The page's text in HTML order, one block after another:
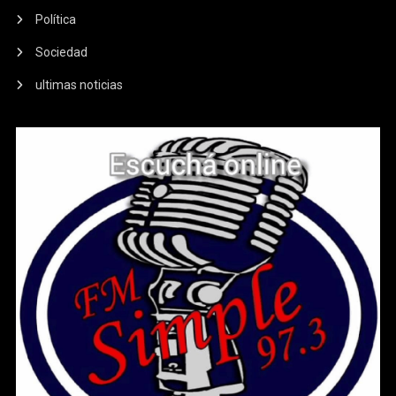
Política
Sociedad
ultimas noticias